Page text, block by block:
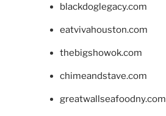
blackdoglegacy.com
eatvivahouston.com
thebigshowok.com
chimeandstave.com
greatwallseafoodny.com